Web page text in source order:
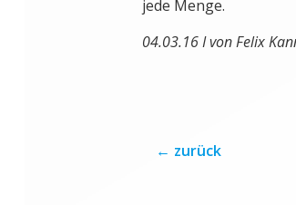
jede Menge.
04.03.16 I von Felix
← zurück